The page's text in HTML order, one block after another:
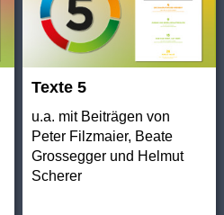
Texte 5
u.a. mit Beiträgen von
Peter Filzmaier, Beate
Grossegger und Helmut
Scherer